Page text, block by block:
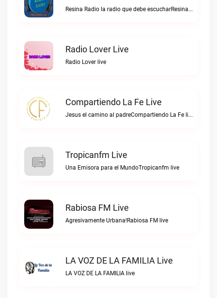
Resina Radio la radio que debe escucharResina Radio RD live
Radio Lover Live
Radio Lover live
Compartiendo La Fe Live
Jesus el camino al padreCompartiendo La Fe live
Tropicanfm Live
Una Emisora para el MundoTropicanfm live
Rabiosa FM Live
Agresivamente Urbana!Rabiosa FM live
LA VOZ DE LA FAMILIA Live
LA VOZ DE LA FAMILIA live